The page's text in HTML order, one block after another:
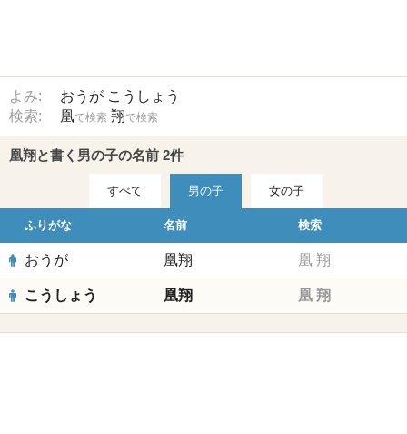
よみ: おうが こうしょう
検索:
凰で検索 翔で検索
凰翔と書く男の子の名前 2件
すべて 男の子 女の子
ふりがな 名前 検索
おうが 凰翔 凰 翔
こうしょう 凰翔 凰 翔